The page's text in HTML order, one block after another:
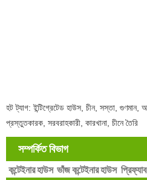
হট ট্যাগ: ইন্টিগ্রেটেড হাউস, চীন, সস্তা, গুণমান,
প্রস্তুতকারক, সরবরাহকারী, কারখানা, চীনে তৈরি
সম্পর্কিত বিভাগ
কন্টেইনার হাউস ভাঁজ কন্টেইনার হাউস